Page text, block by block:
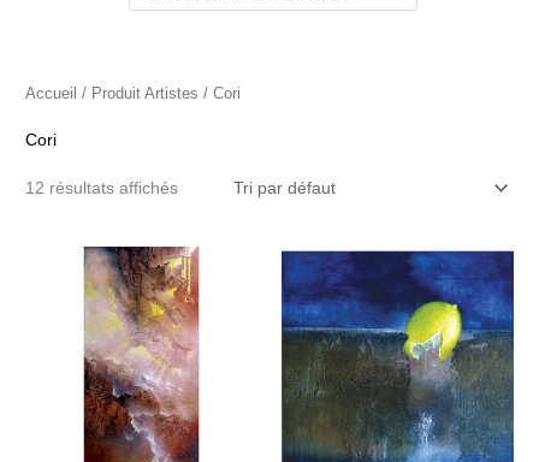
Accueil / Produit Artistes / Cori
Cori
12 résultats affichés